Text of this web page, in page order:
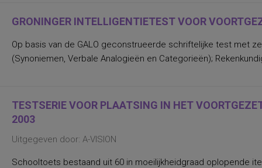
GRONINGER INTELLIGENTIETEST VOOR
Op basis van de GALO geconstrueerde schriftelijke test met
(Synoniemen, Verbale Analogieën en Categorieën);
TESTSERIE VOOR PLAATSING IN HET
2003
Uitgegeven door: A-VISION
Schooltoets bestaand uit 60 in moeilijkheidgraad oplopende